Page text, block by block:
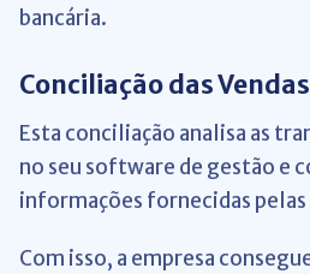
bancária.
Conciliação das Vendas
Esta conciliação analisa as
no seu software de gestão e
informações fornecidas
Com isso, a empresa